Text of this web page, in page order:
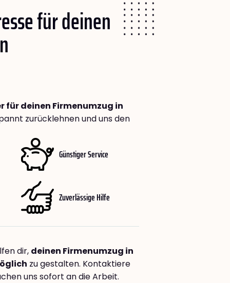
für deinen
für deinen Firmenumzug in
zurücklehnen und uns den
Günstiger Service
Zuverlässige Hilfe
dir, deinen Firmenumzug in
zu gestalten. Kontaktiere
uns sofort an die Arbeit.